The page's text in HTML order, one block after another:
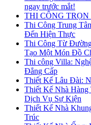
ngay trước mắt!
THI CÔNG TRỌN
Thi Công Trung
Đến Hiện Thực
Thi Công Từ
Tạo Một Món Đồ
Thi công Villa:
Đẳng Cấp
Thiết Kế Lâu Đài:
Thiết Kế Nhà
Dịch Vụ Sự Kiện
Thiết Kế Nhà
Trúc